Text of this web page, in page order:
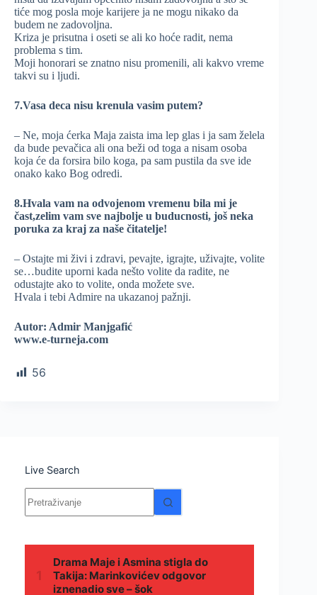
tiće mog posla moje karijere ja ne mogu nikako da
budem ne zadovoljna.
Kriza je prisutna i oseti se ali ko hoće radit, nema
problema s tim.
Moji honorari se znatno nisu promenili, ali kakvo vreme
takvi su i ljudi.
7.Vasa deca nisu krenula vasim putem?
– Ne, moja ćerka Maja zaista ima lep glas i ja sam želela
da bude pevačica ali ona beži od toga a nisam osoba
koja će da forsira bilo koga, pa sam pustila da sve ide
onako kako Bog odredi.
8.Hvala vam na odvojenom vremenu bila mi je
čast,zelim vam sve najbolje u buducnosti, još neka
poruka za kraj za naše čitatelje!
– Ostajte mi živi i zdravi, pevajte, igrajte, uživajte, volite
se…budite uporni kada nešto volite da radite, ne
odustajte ako to volite, onda možete sve.
Hvala i tebi Admire na ukazanoj pažnji.
Autor: Admir Manjgafić
www.e-turneja.com
56
Live Search
Nema
rezultata.